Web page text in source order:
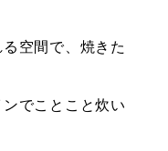
空間で、焼きた
でことこと炊い